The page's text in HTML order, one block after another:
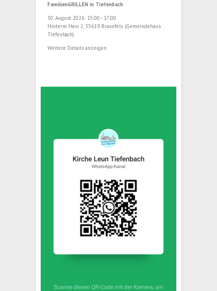
FamilienGRILLEN in Tiefenbach
30. August 2026 15:00 - 17:00
Hinterm Hain 2, 35619 Braunfels (Gemeindehaus
Tiefenbach)
Weitere Details anzeigen